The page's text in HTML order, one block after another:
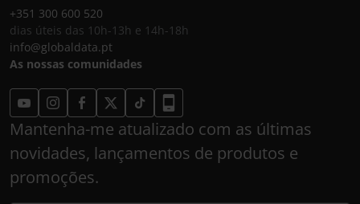
+351 300 600 520
dias úteis das 10h-13h e 14h-18h
info@globaldata.pt
As nossas comunidades
Mantenha-me atualizado com as últimas
novidades, lançamentos de produtos e
promoções.